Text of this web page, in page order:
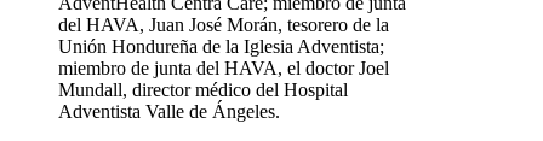
del HAVA, Juan José Morán, tesorero de la
Unión Hondureña de la Iglesia Adventista;
miembro de junta del HAVA, el doctor Joel
Mundall, director médico del Hospital
Adventista Valle de Ángeles.